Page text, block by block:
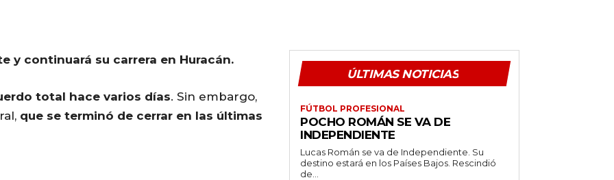
y continuará su carrera en Huracán.
total hace varios días. Sin embargo,
que se terminó de cerrar en las últimas
ÚLTIMAS NOTICIAS
FÚTBOL PROFESIONAL
POCHO ROMÁN SE VA DE
INDEPENDIENTE
Lucas Román se va de Independiente. Su
destino estará en los Países Bajos. Rescindió
de...